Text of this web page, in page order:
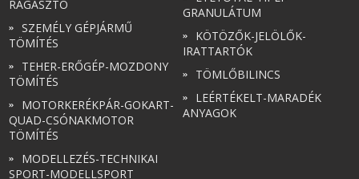
RAGASZTÓ
SZEMÉLY GÉPJÁRMŰ
TÖMÍTÉS
TEHER-ERŐGÉP-MOZDONY
TÖMÍTÉS
MOTORKERÉKPÁR-GOKART-
QUAD-CSÓNAKMOTOR
TÖMÍTÉS
MODELLEZÉS-TECHNIKAI
SPORT-MODELLSPORT
GRANULÁTUM
KÖTÖZŐK-JELÖLŐK-
IRATTARTÓK
TÖMLŐBILINCS
LEÉRTÉKELT-MARADÉK
ANYAGOK